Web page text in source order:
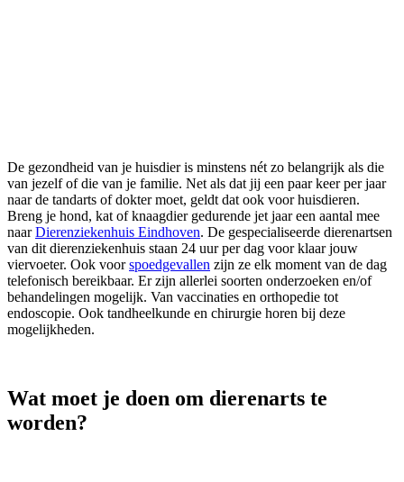
De gezondheid van je huisdier is minstens nét zo belangrijk als die
van jezelf of die van je familie. Net als dat jij een paar keer per jaar
naar de tandarts of dokter moet, geldt dat ook voor huisdieren.
Breng je hond, kat of knaagdier gedurende jet jaar een aantal mee
naarDierenziekenhuis Eindhoven. De gespecialiseerde dierenartsen
van dit dierenziekenhuis staan 24 uur per dag voor klaar jouw
viervoeter. Ook voorspoedgevallen zijn ze elk moment van de dag
telefonisch bereikbaar. Er zijn allerlei soorten onderzoeken en/of
behandelingen mogelijk. Van vaccinaties en orthopedie tot
endoscopie. Ook tandheelkunde en chirurgie horen bij deze
mogelijkheden.
Wat moet je doen om dierenarts te
worden?